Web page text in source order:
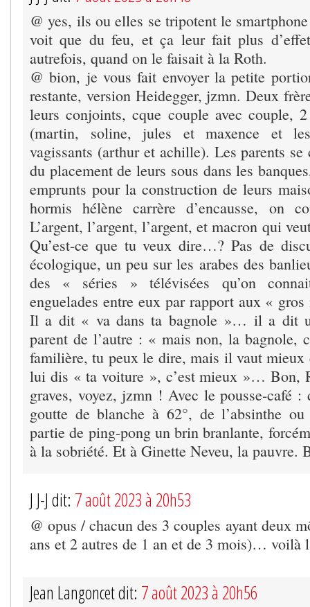
@ yes, ils ou elles se tripotent le
voit que du feu, et ça leur fait plus
autrefois, quand on le faisait à la Roth.
@ bion, je vous fait envoyer la petite
restante, version Heidegger, jzmn. Deux
leurs conjoints, cque couple avec couple,
(martin, soline, jules et maxence et
vagissants (arthur et achille). Les parents se
du placement de leurs sous dans les
emprunts pour la construction de leurs
hormis hélène carrère d’encausse, on
L’argent, l’argent, l’argent, et macron qui
Qu’est-ce que tu veux dire…? Pas de
écologique, un peu sur les arabes des
des « séries » télévisées qu’on
enguelades entre eux par rapport aux «
Il a dit « va dans ta bagnole »… il a dit
parent de l’autre : « mais non, la bagnole,
familière, tu peux le dire, mais il vaut
lui dis « ta voiture », c’est mieux »… Bon,
graves, voyez, jzmn ! Avec le pousse-café
goutte de blanche à 62°, de l’absinthe
partie de ping-pong un brin branlante,
à la sobriété. Et à Ginette Neveu, la pauvre.
J J-J dit: 7 août 2023 à 20h53
@ opus / chacun des 3 couples ayant deux
ans et 2 autres de 1 an et de 3 mois)… voilà
Jean Langoncet dit: 7 août 2023 à 20h56